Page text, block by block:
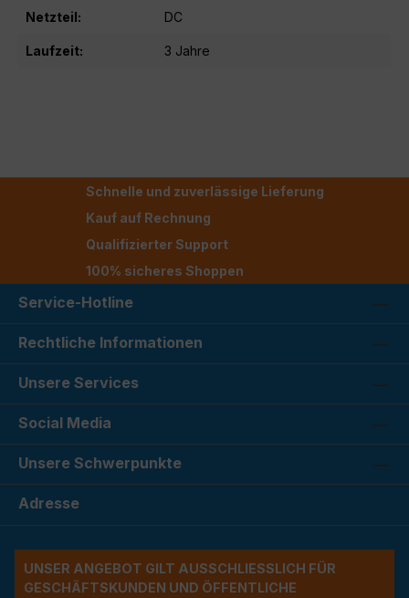
Netzteil: DC
Laufzeit: 3 Jahre
Schnelle und zuverlässige Lieferung
Kauf auf Rechnung
Qualifizierter Support
100% sicheres Shoppen
Service-Hotline
Rechtliche Informationen
Unsere Services
Social Media
Unsere Schwerpunkte
Adresse
UNSER ANGEBOT GILT AUSSCHLIESSLICH FÜR G
ESCHÄFTSKUNDEN UND ÖFFENTLICHE A